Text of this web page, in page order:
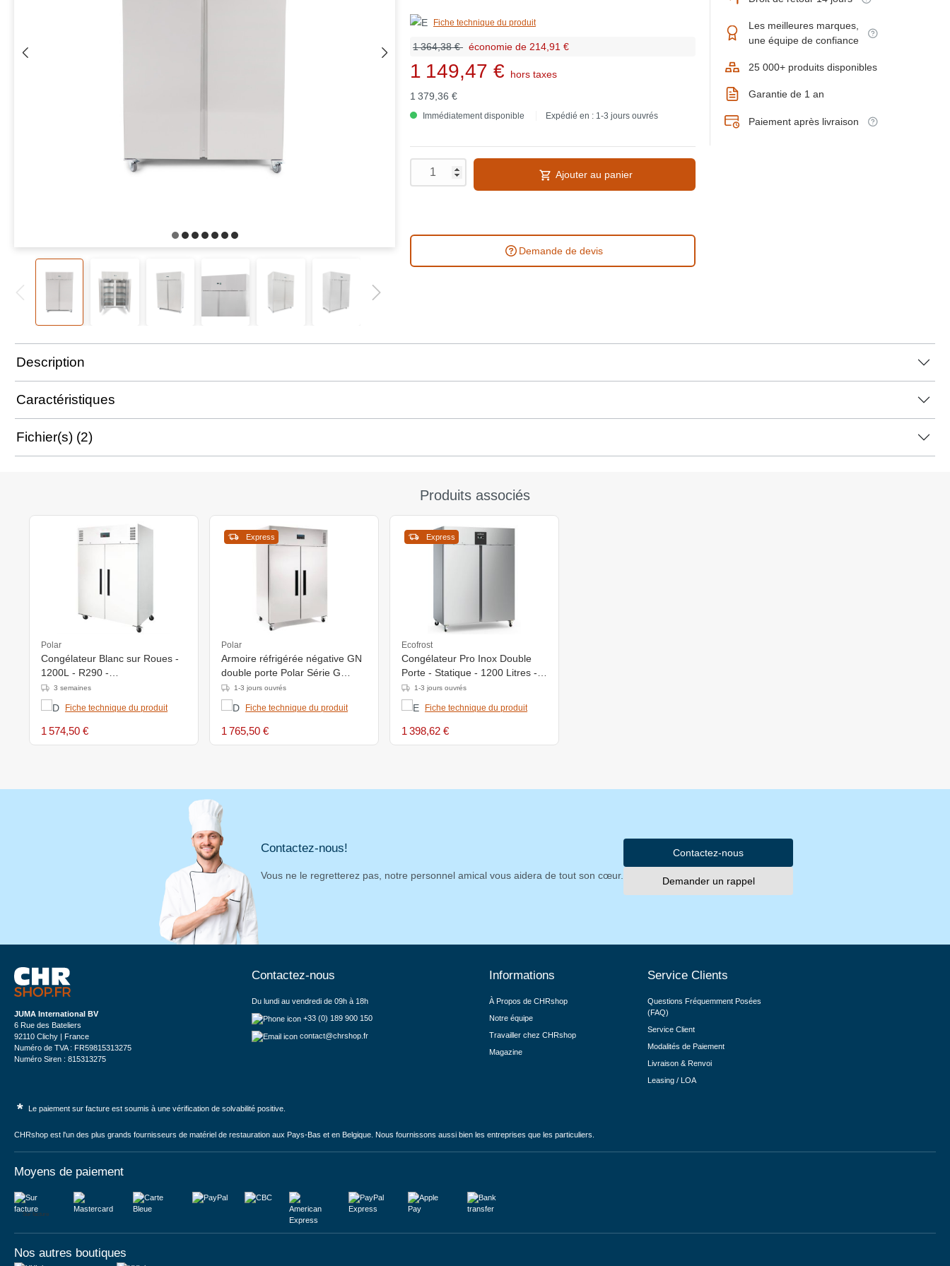
Fiche technique du produit
1 364,38 € économie de 214,91 €
1 149,47 €
hors taxes
1 379,36 €
Immédiatement disponible Expédié en : 1-3 jours ouvrés
Ajouter au panier
Demande de devis
Les meilleures marques,
une équipe de confiance
25 000+ produits disponibles
Garantie de 1 an
Paiement après livraison
Description
Caractéristiques
Fichier(s) (2)
Produits associés
Polar
Congélateur Blanc sur Roues -
1200L - R290 -
1340x810x2000(h)mm
3 semaines
Fiche technique du produit
1 574,50 €
Express
Polar
Armoire réfrigérée négative GN
double porte Polar Série G
1200L G595 -
1345x815x(H)2000mm - -20°C
à -10°C
1-3 jours ouvrés
Fiche technique du produit
1 765,50 €
Express
Ecofrost
Congélateur Pro Inox Double
Porte - Statique - 1200 Litres -
1340x810x(H)2010mm
1-3 jours ouvrés
Fiche technique du produit
1 398,62 €
Contactez-nous!
Vous ne le regretterez pas, notre personnel amical vous aidera de tout son cœur.
Contactez-nous
Demander un rappel
JUMA International BV
6 Rue des Bateliers
92110 Clichy | France
Numéro de TVA : FR59815313275
Numéro Siren : 815313275
Contactez-nous
Du lundi au vendredi de 09h à 18h
+33 (0) 189 900 150
contact@chrshop.fr
Informations
À Propos de CHRshop
Notre équipe
Travailler chez CHRshop
Magazine
Service Clients
Questions Fréquemment Posées
(FAQ)
Service Client
Modalités de Paiement
Livraison & Renvoi
Leasing / LOA
* Le paiement sur facture est soumis à une vérification de solvabilité positive.
CHRshop est l'un des plus grands fournisseurs de matériel de restauration aux Pays-Bas et en Belgique. Nous fournissons aussi bien les entreprises que les particuliers.
Moyens de paiement
Sur facture
Nos autres boutiques